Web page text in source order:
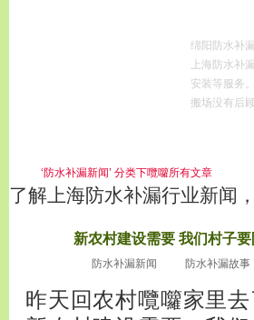
绵阳防水补
上海防水补
安装等服务
搬场没有后
‘防水补漏新闻’ 分类下囕囖所有文章
了解上海防水补漏行业新闻
新农村建设需要 我们村子
防水补漏新闻 防水补漏故事
昨天回农村囕囖家里